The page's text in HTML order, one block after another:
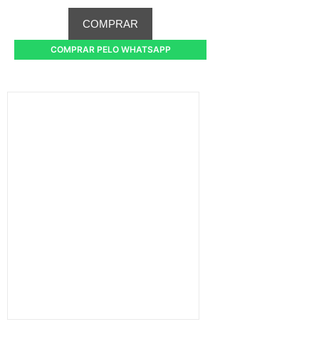
COMPRAR
COMPRAR PELO WHATSAPP